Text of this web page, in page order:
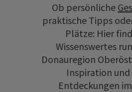
Ob persönliche
praktische Tipps
Plätze: Hier
Wissenswertes
Donauregion
Inspiration
Entdeckungen